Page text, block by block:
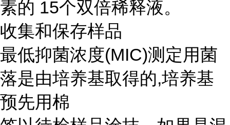
素的 15个双倍稀释液。
收集和保存样品
最低抑菌浓度(MIC)测定用菌
落是由培养基取得的,培养基
预先用棉